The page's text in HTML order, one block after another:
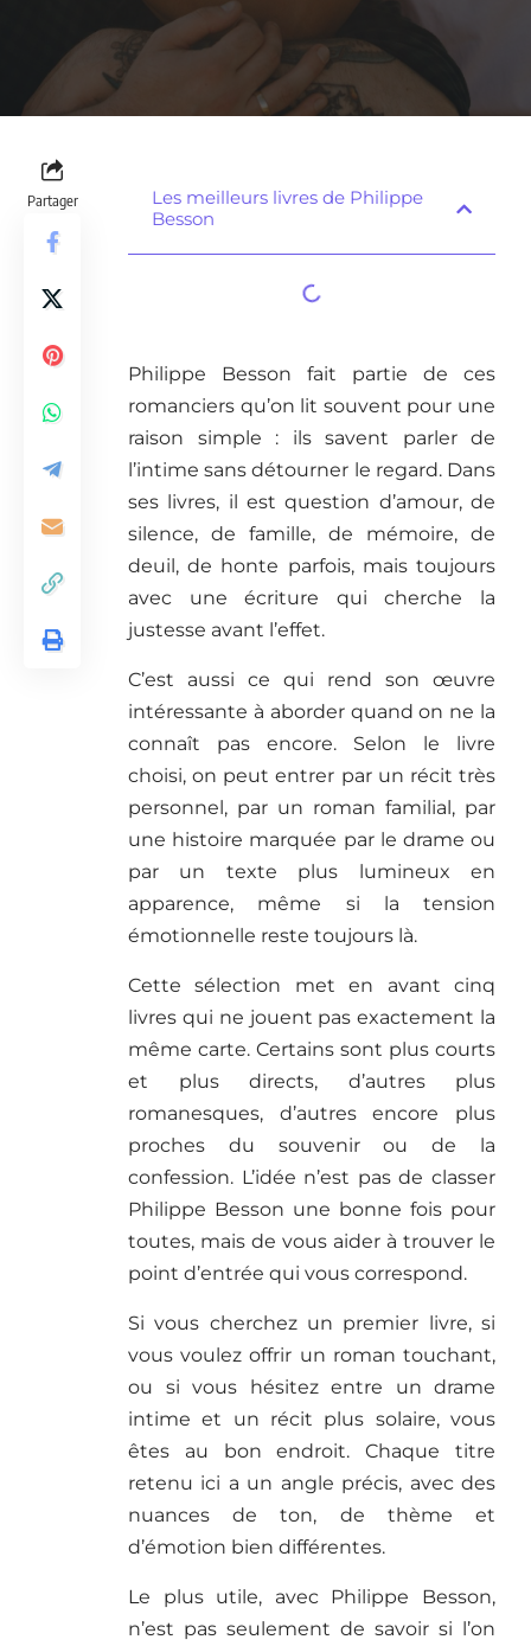
Partager
Les meilleurs livres de Philippe
Besson
Philippe Besson fait partie de ces
romanciers qu’on lit souvent pour une
raison simple : ils savent parler de
l’intime sans détourner le regard. Dans
ses livres, il est question d’amour, de
silence, de famille, de mémoire, de
deuil, de honte parfois, mais toujours
avec une écriture qui cherche la
justesse avant l’effet.
C’est aussi ce qui rend son œuvre
intéressante à aborder quand on ne la
connaît pas encore. Selon le livre
choisi, on peut entrer par un récit très
personnel, par un roman familial, par
une histoire marquée par le drame ou
par un texte plus lumineux en
apparence, même si la tension
émotionnelle reste toujours là.
Cette sélection met en avant cinq
livres qui ne jouent pas exactement la
même carte. Certains sont plus courts
et plus directs, d’autres plus
romanesques, d’autres encore plus
proches du souvenir ou de la
confession. L’idée n’est pas de classer
Philippe Besson une bonne fois pour
toutes, mais de vous aider à trouver le
point d’entrée qui vous correspond.
Si vous cherchez un premier livre, si
vous voulez offrir un roman touchant,
ou si vous hésitez entre un drame
intime et un récit plus solaire, vous
êtes au bon endroit. Chaque titre
retenu ici a un angle précis, avec des
nuances de ton, de thème et
d’émotion bien différentes.
Le plus utile, avec Philippe Besson,
n’est pas seulement de savoir si l’on